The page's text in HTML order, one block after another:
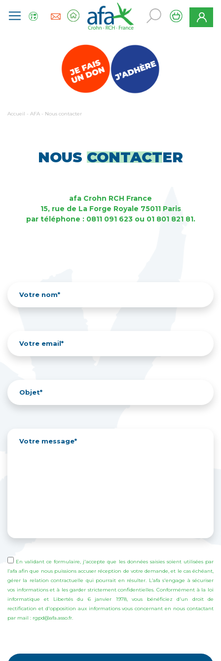
Accueil - AFA - Nous contacter
NOUS CONTACTER
afa Crohn RCH France
15, rue de La Forge Royale 75011 Paris
par téléphone : 0811 091 623 ou 01 801 821 81.
En validant ce formulaire, j'accepte que les données saisies soient utilisées par
l’afa afin que nous puissions accuser réception de votre demande, et le cas échéant,
gérer la relation contractuelle qui pourrait en résulter. L’afa s'engage à sécuriser
vos informations et à les garder strictement confidentielles. Conformément à la loi
informatique et Libertés du 6 janvier 1978, vous bénéficiez d'un droit de
rectification et d'opposition aux informations vous concernant en nous contactant
par mail : rgpd@afa.asso.fr.